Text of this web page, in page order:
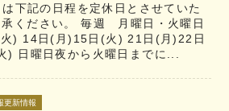
下記の日程を定休日とさせていた
ください。 毎週 月曜日・火曜日
) 14日(月)15日(火) 21日(月)22日
日曜日夜から火曜日までに...
更新情報